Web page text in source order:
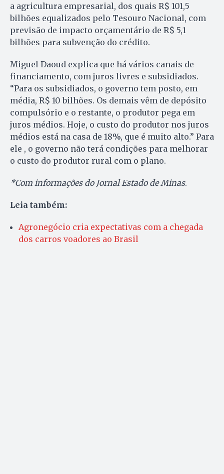
a agricultura empresarial, dos quais R$ 101,5
bilhões equalizados pelo Tesouro Nacional, com
previsão de impacto orçamentário de R$ 5,1
bilhões para subvenção do crédito.
Miguel Daoud explica que há vários canais de
financiamento, com juros livres e subsidiados.
“Para os subsidiados, o governo tem posto, em
média, R$ 10 bilhões. Os demais vêm de depósito
compulsório e o restante, o produtor pega em
juros médios. Hoje, o custo do produtor nos juros
médios está na casa de 18%, que é muito alto.” Para
ele , o governo não terá condições para melhorar
o custo do produtor rural com o plano.
*Com informações do Jornal Estado de Minas.
Leia também:
Agronegócio cria expectativas com a chegada
dos carros voadores ao Brasil